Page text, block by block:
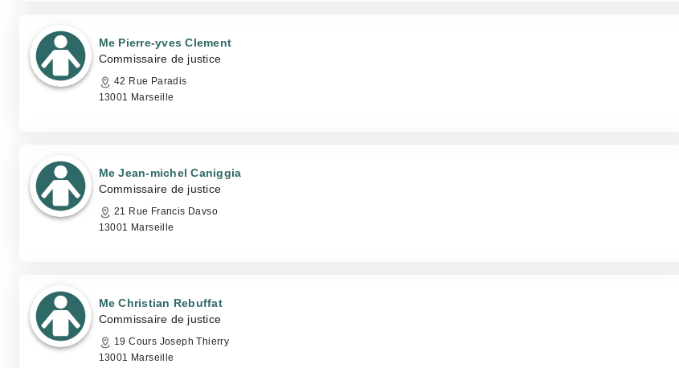
Me Pierre-yves Clement
Commissaire de justice
42 Rue Paradis
13001 Marseille
Me Jean-michel Caniggia
Commissaire de justice
21 Rue Francis Davso
13001 Marseille
Me Christian Rebuffat
Commissaire de justice
19 Cours Joseph Thierry
13001 Marseille